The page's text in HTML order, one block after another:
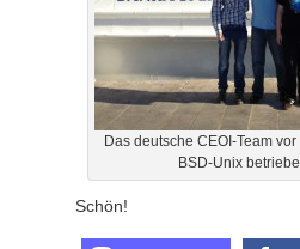
Das deutsche CEOI-Team
BSD-Unix
Schön!